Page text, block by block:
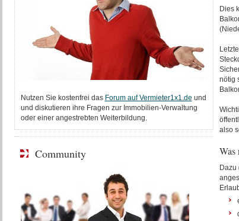
Dies
nötig
also
Was
Dazu
Nutzen Sie kostenfrei das Forum auf Vermieter1x1.de und
und diskutieren ihre Fragen zur Immobilien-Verwaltung
oder einer angestrebten Weiterbildung.
Community